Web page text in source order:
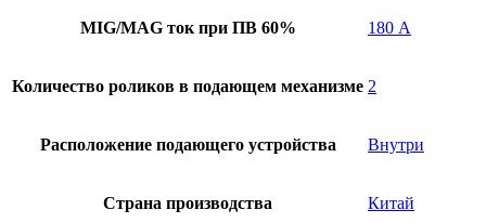
MIG/MAG ток при ПВ 60% 180 А
Количество роликов в подающем механизме 2
Расположение подающего устройства Внутри
Страна производства Китай